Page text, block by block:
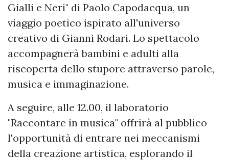
Gialli e Neri" di Paolo Capodacqua, un
viaggio poetico ispirato all'universo
creativo di Gianni Rodari. Lo spettacolo
accompagnerà bambini e adulti alla
riscoperta dello stupore attraverso parole,
musica e immaginazione.
A seguire, alle 12.00, il laboratorio
"Raccontare in musica" offrirà al pubblico
l'opportunità di entrare nei meccanismi
della creazione artistica, esplorando il